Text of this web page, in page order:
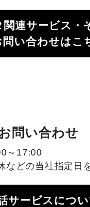
関連サービス・
問い合わせはこ
問い合わせ
～17:00
などの当社指定日
サービスにつ